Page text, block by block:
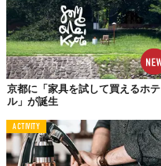
京都に「家具を試して買えるホテ
ル」が誕生
ACTIVITY